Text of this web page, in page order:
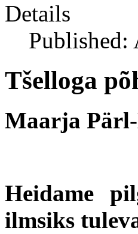
Details
Published:
Tšelloga
Maarja
Heidame
ilmsiks